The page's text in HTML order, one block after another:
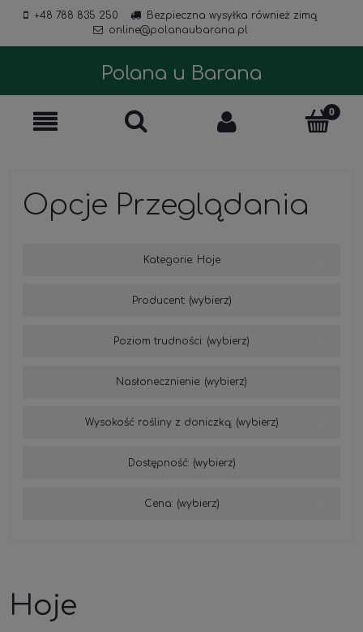
+48 788 835 250
Bezpieczna wysyłka również zimą
online@polanaubarana.pl
Polana u Barana
Opcje Przeglądania
Kategorie: Hoje
Producent: (wybierz)
Poziom trudności: (wybierz)
Nasłonecznienie: (wybierz)
Wysokość rośliny z doniczką: (wybierz)
Dostępność: (wybierz)
Cena: (wybierz)
Hoje